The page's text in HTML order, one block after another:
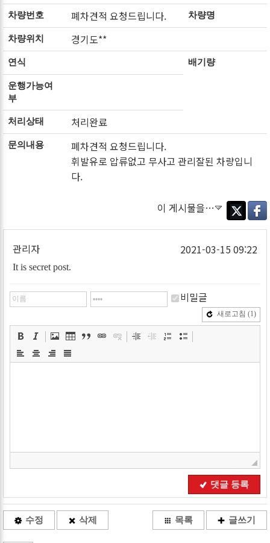
차량번호 폐차견적 요청드립니다. 차량명
차량위치 경기도**
연식 배기량
운행가능여
부
처리상태 처리완료
문의내용
폐차견적 요청드립니다.
휘발유로 압류없고 무사고 관리잘된 차량입니
다.
이 게시물을…
Twitter
관리자 2021-03-15 09:22
It is secret post.
비밀글
새로고침 (1)
댓글 등록
수정 삭제 목록 글쓰기